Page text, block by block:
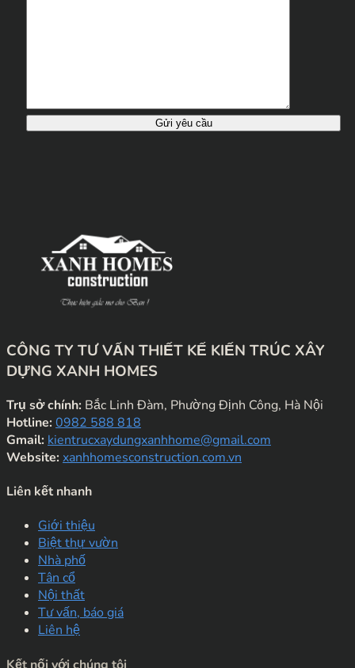
CÔNG TY TƯ VẤN THIẾT KẾ KIẾN TRÚC XÂY
DỰNG XANH HOMES
Trụ sở chính: Bắc Linh Đàm, Phường Định Công, Hà Nội
Hotline:0982 588 818
Gmail: kientrucxaydungxanhhome@gmail.com
Website:xanhhomesconstruction.com.vn
Liên kết nhanh
Giới thiệu
Biệt thự vườn
Nhà phố
Tân cổ
Nội thất
Tư vấn, báo giá
Liên hệ